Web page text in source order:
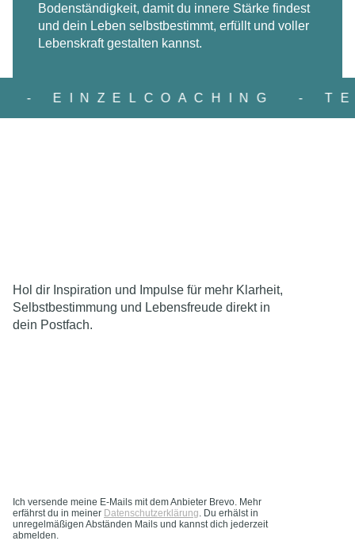
Bodenständigkeit, damit du innere Stärke findest
und dein Leben selbstbestimmt, erfüllt und voller
Lebenskraft gestalten kannst.
-
- EINZELCOACHING
Hol dir Inspiration und Impulse für mehr Klarheit,
Selbstbestimmung und Lebensfreude direkt in
dein Postfach.
Ich versende meine E-Mails mit dem Anbieter Brevo. Mehr
erfährst du in meiner Datenschutzerklärung. Du erhälst in
unregelmäßigen Abständen Mails und kannst dich jederzeit
abmelden.